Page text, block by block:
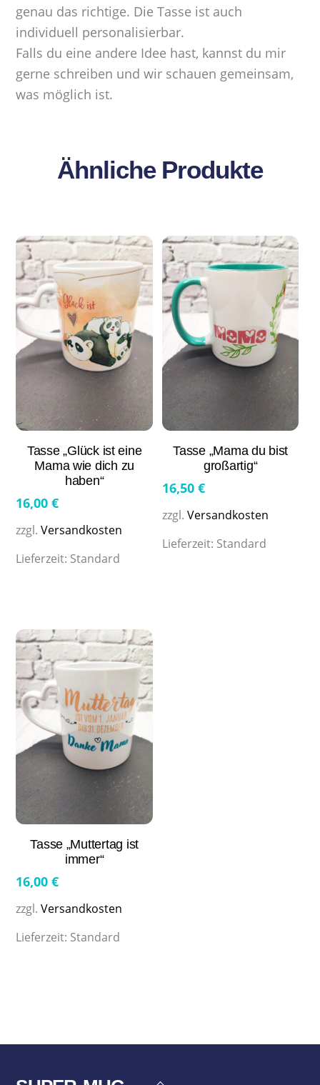
genau das richtige. Die Tasse ist auch
individuell personalisierbar.
Falls du eine andere Idee hast, kannst du mir
gerne schreiben und wir schauen gemeinsam,
was möglich ist.
Ähnliche Produkte
Tasse „Glück ist eine
Mama wie dich zu
haben“
16,00€
zzgl.Versandkosten
Lieferzeit: Standard
Tasse „Mama du bist
großartig“
16,50 €
zzgl. Versandkosten
Lieferzeit: Standard
Tasse „Muttertag ist
immer“
16,00€
zzgl.Versandkosten
Lieferzeit: Standard